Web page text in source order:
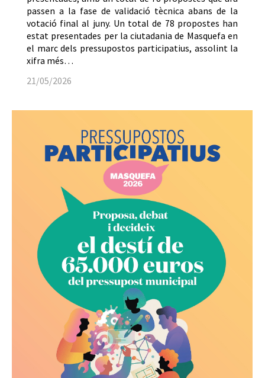
passen a la fase de validació tècnica abans de la
votació final al juny. Un total de 78 propostes han
estat presentades per la ciutadania de Masquefa en
el marc dels pressupostos participatius, assolint la
xifra més…
21/05/2026